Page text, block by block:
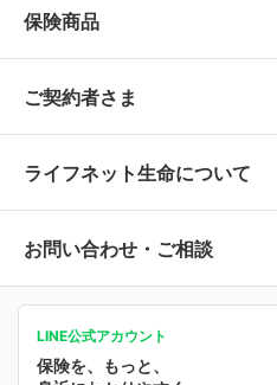
保険の選び方
保険選びで迷っている方はチェ
保険の基礎知識や選び方を解説
人生のステージに必要な保険が
保険ジャンバラヤ
あなたの人生と保険選びのた
保険商品
保険商品一覧
万が一に備える
病気や手術に備える
がん保険
がんに備える
ご契約者さま
マイページ
ご契約内容の確認
お客さま情報の確認・変更
ライフネット生命について
ライフネット生命についてトッ
会社情報
業績・財務情報
お問い合わせ・ご相談
LINE公式アカウント
保険を、もっと、